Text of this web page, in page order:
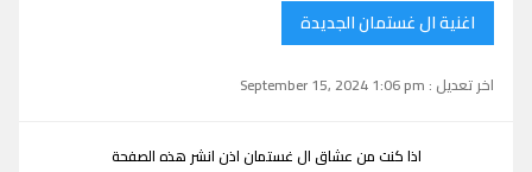
اغنية ال غستمان الجديدة
اخر تعديل : September 15, 2024 1:06 pm
اذا كنت من عشاق ال غستمان اذن انشر هذه الصفحة